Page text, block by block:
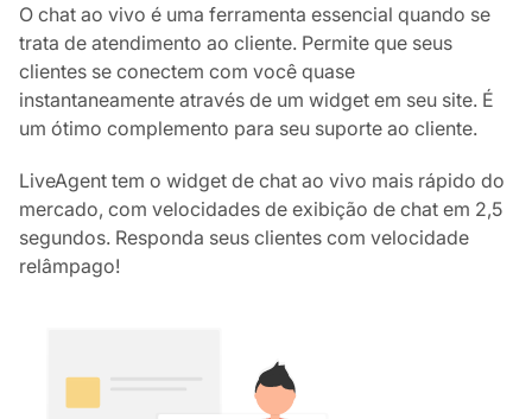
O chat ao vivo é uma ferramenta essencial quando se
trata de atendimento ao cliente. Permite que seus
clientes se conectem com você quase
instantaneamente através de um widget em seu site. É
um ótimo complemento para seu suporte ao cliente.
LiveAgent tem o widget de chat ao vivo mais rápido do
mercado, com velocidades de exibição de chat em 2,5
segundos. Responda seus clientes com velocidade
relâmpago!